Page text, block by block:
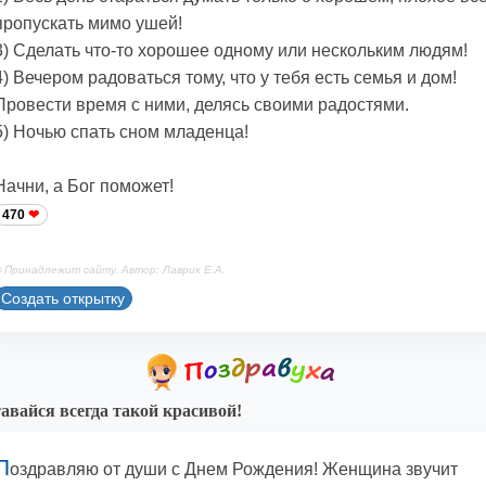
мимо ушей!
Сделать что-то хорошее одному или нескольким людям!
Вечером радоваться тому, что у тебя есть семья и дом!
время с ними, делясь своими радостями.
Ночью спать сном младенца!
а Бог поможет!
470
Принадлежит сайту. Автор: Лаврик Е.А.
Создать открытку
всегда такой красивой!
оздравляю от души с Днем Рождения! Женщина звучит